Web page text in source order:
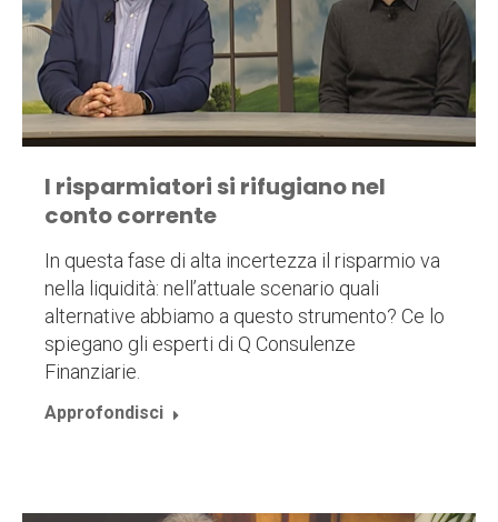
I risparmiatori si rifugiano nel
conto corrente
In questa fase di alta incertezza il risparmio va
nella liquidità: nell’attuale scenario quali
alternative abbiamo a questo strumento? Ce lo
spiegano gli esperti di Q Consulenze
Finanziarie.
Approfondisci